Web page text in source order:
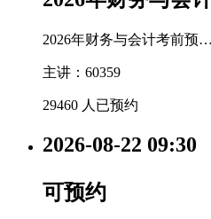
2026年财务与会计考前预…
主讲：60359
29460 人已预约
2026-08-22 09:30
可预约